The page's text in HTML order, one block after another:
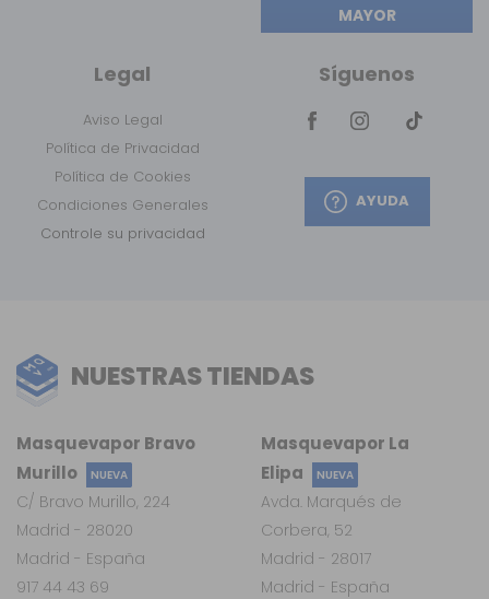
MAYOR
Legal
Aviso Legal
Política de Privacidad
Política de Cookies
Condiciones Generales
Controle su privacidad
Síguenos
AYUDA
NUESTRAS TIENDAS
Masquevapor La
Elipa
NUEVA
Avda. Marqués de
Corbera, 52
Madrid - 28017
Madrid - España
Masquevapor Bravo
Murillo
NUEVA
C/ Bravo Murillo, 224
Madrid - 28020
Madrid - España
917 44 43 69